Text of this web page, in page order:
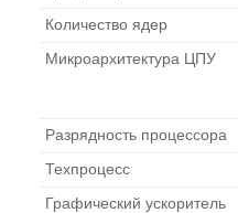
Количество ядер
Микроархитектура ЦПУ
Разрядность процессора
Техпроцесс
Графический ускоритель